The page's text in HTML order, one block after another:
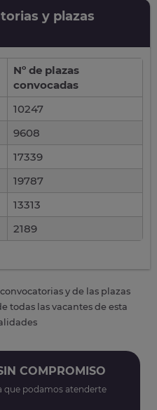
y plazas
Nº de plazas
convocadas
10247
9608
17339
19787
13313
2189
y de las plazas
todas las vacantes de esta
COMPROMISO
que podamos atenderte